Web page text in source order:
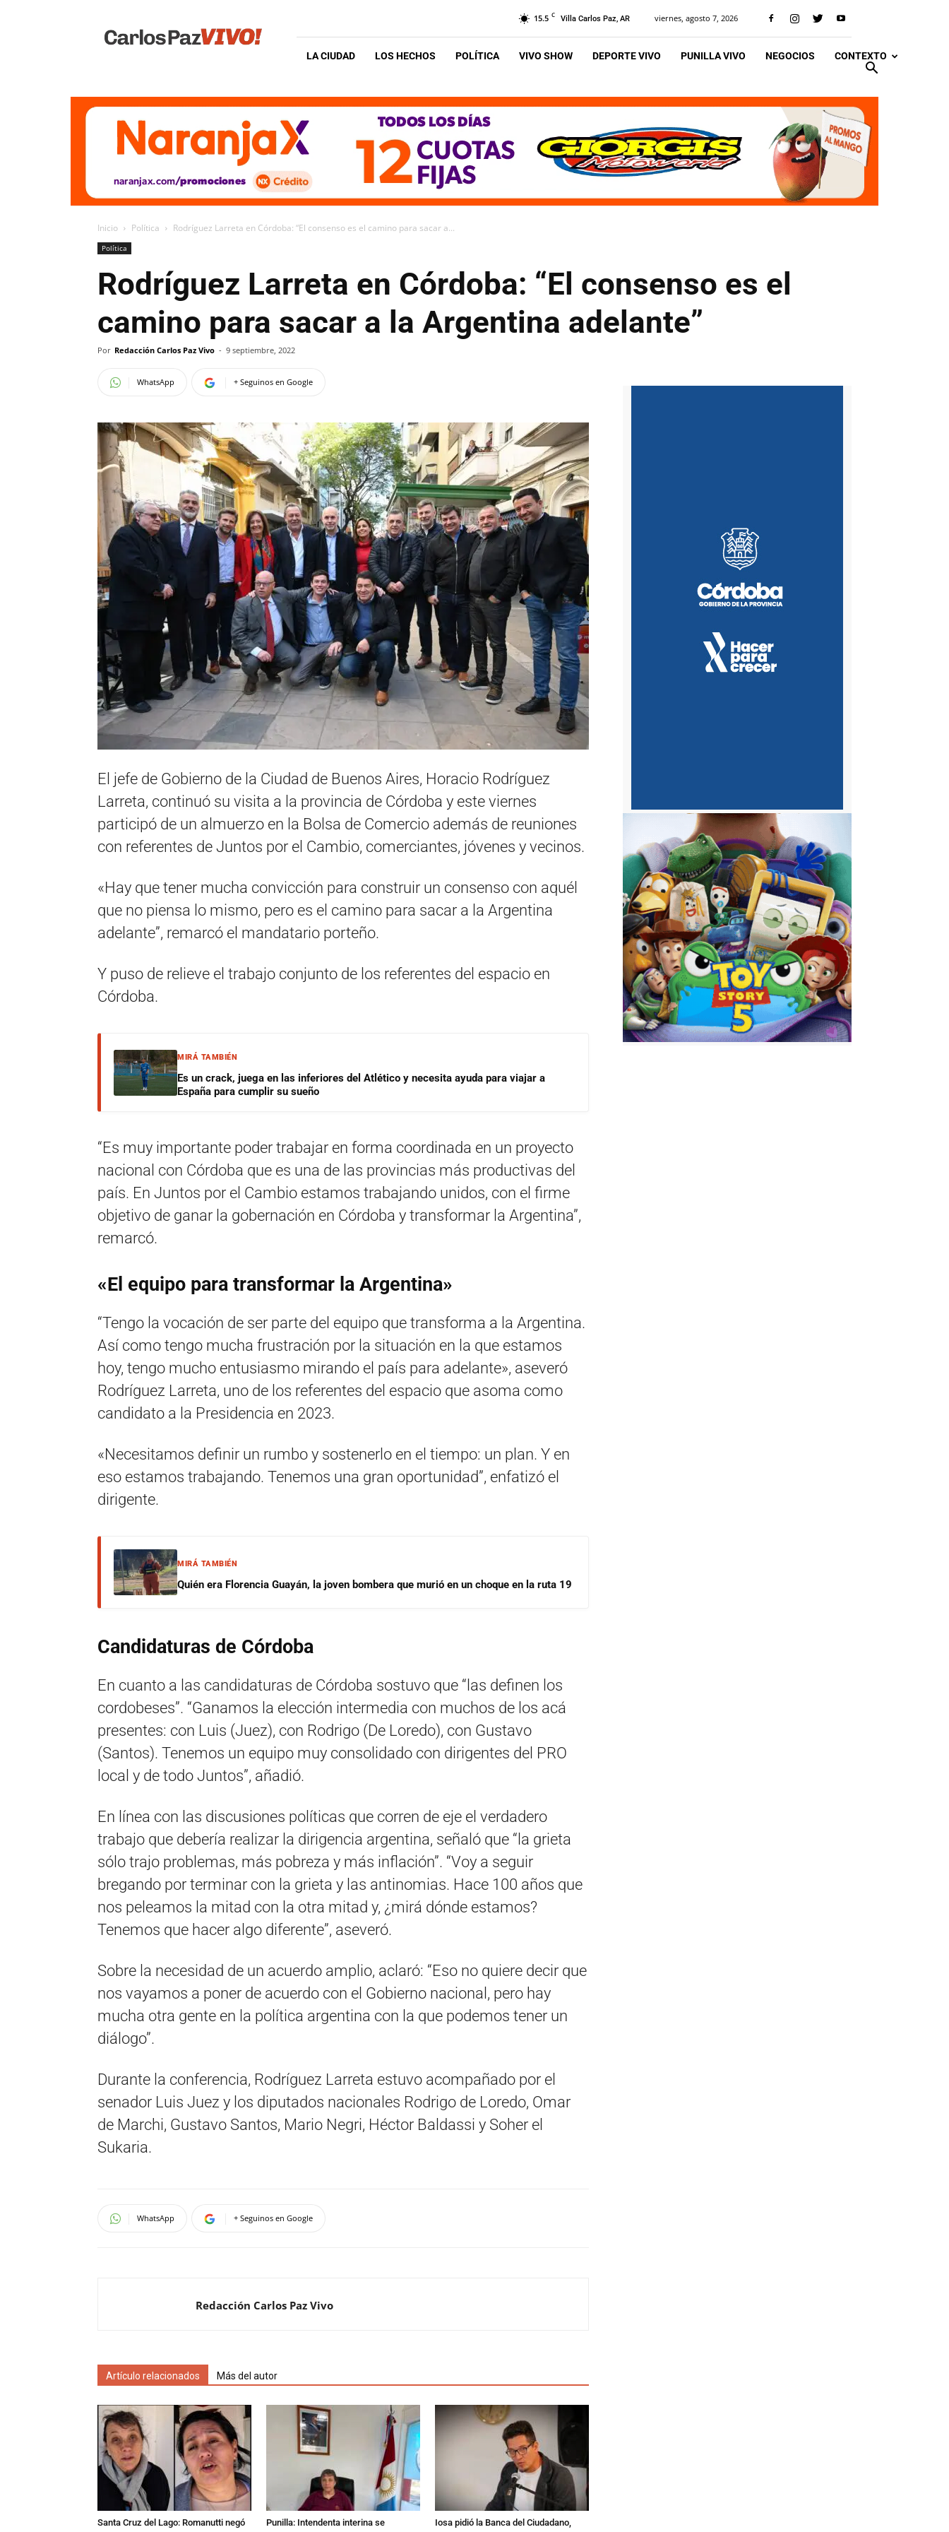
Vivo
15.5 C Villa Carlos Paz, AR viernes, agosto 7, 2026
LA CIUDAD LOS HECHOS POLÍTICA VIVO SHOW DEPORTE VIVO PUNILLA VIVO NEGOCIOS CONTEXTO
Inicio Política Rodríguez Larreta en Córdoba: “El consenso es el camino para sacar a...
Política
Rodríguez Larreta en Córdoba: “El consenso es el
camino para sacar a la Argentina adelante”
Por Redacción Carlos Paz Vivo - 9 septiembre, 2022
WhatsApp + Seguinos en Google
El jefe de Gobierno de la Ciudad de Buenos Aires, Horacio Rodríguez
Larreta, continuó su visita a la provincia de Córdoba y este viernes
participó de un almuerzo en la Bolsa de Comercio además de reuniones
con referentes de Juntos por el Cambio, comerciantes, jóvenes y vecinos.
«Hay que tener mucha convicción para construir un consenso con aquél
que no piensa lo mismo, pero es el camino para sacar a la Argentina
adelante”, remarcó el mandatario porteño.
Y puso de relieve el trabajo conjunto de los referentes del espacio en
Córdoba.
MIRÁ TAMBIÉN
Es un crack, juega en las inferiores del Atlético y necesita ayuda para viajar a
España para cumplir su sueño
“Es muy importante poder trabajar en forma coordinada en un proyecto
nacional con Córdoba que es una de las provincias más productivas del
país. En Juntos por el Cambio estamos trabajando unidos, con el firme
objetivo de ganar la gobernación en Córdoba y transformar la Argentina”,
remarcó.
«El equipo para transformar la Argentina»
“Tengo la vocación de ser parte del equipo que transforma a la Argentina.
Así como tengo mucha frustración por la situación en la que estamos
hoy, tengo mucho entusiasmo mirando el país para adelante», aseveró
Rodríguez Larreta, uno de los referentes del espacio que asoma como
candidato a la Presidencia en 2023.
«Necesitamos definir un rumbo y sostenerlo en el tiempo: un plan. Y en
eso estamos trabajando. Tenemos una gran oportunidad”, enfatizó el
dirigente.
MIRÁ TAMBIÉN
Quién era Florencia Guayán, la joven bombera que murió en un choque en la ruta 19
Candidaturas de Córdoba
En cuanto a las candidaturas de Córdoba sostuvo que “las definen los
cordobeses”. “Ganamos la elección intermedia con muchos de los acá
presentes: con Luis (Juez), con Rodrigo (De Loredo), con Gustavo
(Santos). Tenemos un equipo muy consolidado con dirigentes del PRO
local y de todo Juntos”, añadió.
En línea con las discusiones políticas que corren de eje el verdadero
trabajo que debería realizar la dirigencia argentina, señaló que “la grieta
sólo trajo problemas, más pobreza y más inflación”. “Voy a seguir
bregando por terminar con la grieta y las antinomias. Hace 100 años que
nos peleamos la mitad con la otra mitad y, ¿mirá dónde estamos?
Tenemos que hacer algo diferente”, aseveró.
Sobre la necesidad de un acuerdo amplio, aclaró: “Eso no quiere decir que
nos vayamos a poner de acuerdo con el Gobierno nacional, pero hay
mucha otra gente en la política argentina con la que podemos tener un
diálogo”.
Durante la conferencia, Rodríguez Larreta estuvo acompañado por el
senador Luis Juez y los diputados nacionales Rodrigo de Loredo, Omar
de Marchi, Gustavo Santos, Mario Negri, Héctor Baldassi y Soher el
Sukaria.
WhatsApp + Seguinos en Google
Redacción Carlos Paz Vivo
Artículo relacionados Más del autor
Santa Cruz del Lago: Romanutti negó
Punilla: Intendenta interina se
Iosa pidió la Banca del Ciudadano,